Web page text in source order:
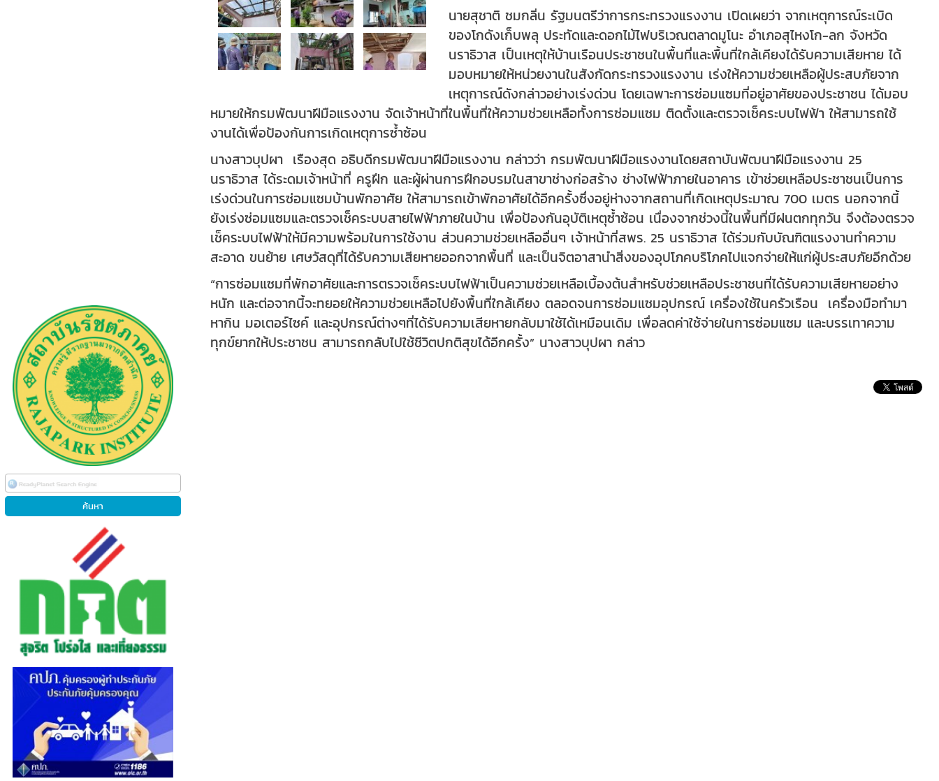
นายสุชาติ ชมกลิ่น รัฐมนตรีว่าการกระทรวงแรงงาน เปิดเผยว่า จากเหตุการณ์ระเบิด
ของโกดังเก็บพลุ ประทัดและดอกไม้ไฟบริเวณตลาดมูโนะ อำเภอสุไหงโก-ลก จังหวัด
นราธิวาส เป็นเหตุให้บ้านเรือนประชาชนในพื้นที่และพื้นที่ใกล้เคียงได้รับความเสียหาย ได้
มอบหมายให้หน่วยงานในสังกัดกระทรวงแรงงาน เร่งให้ความช่วยเหลือผู้ประสบภัยจาก
เหตุการณ์ดังกล่าวอย่างเร่งด่วน โดยเฉพาะการซ่อมแซมที่อยู่อาศัยของประชาชน ได้มอบ
หมายให้กรมพัฒนาฝีมือแรงงาน จัดเจ้าหน้าที่ในพื้นที่ให้ความช่วยเหลือทั้งการซ่อมแซม ติดตั้งและตรวจเช็คระบบไฟฟ้า ให้สามารถใช้
งานได้เพื่อป้องกันการเกิดเหตุการซ้ำซ้อน
นางสาวบุปผา เรืองสุด อธิบดีกรมพัฒนาฝีมือแรงงาน กล่าวว่า กรมพัฒนาฝีมือแรงงานโดยสถาบันพัฒนาฝีมือแรงงาน 25
นราธิวาส ได้ระดมเจ้าหน้าที่ ครูฝึก และผู้ผ่านการฝึกอบรมในสาขาช่างก่อสร้าง ช่างไฟฟ้าภายในอาคาร เข้าช่วยเหลือประชาชนเป็นการ
เร่งด่วนในการซ่อมแซมบ้านพักอาศัย ให้สามารถเข้าพักอาศัยได้อีกครั้งซึ่งอยู่ห่างจากสถานที่เกิดเหตุประมาณ 700 เมตร นอกจากนี้
ยังเร่งซ่อมแซมและตรวจเช็คระบบสายไฟฟ้าภายในบ้าน เพื่อป้องกันอุบัติเหตุซ้ำซ้อน เนื่องจากช่วงนี้ในพื้นที่มีฝนตกทุกวัน จึงต้องตรวจ
เช็คระบบไฟฟ้าให้มีความพร้อมในการใช้งาน ส่วนความช่วยเหลืออื่นๆ เจ้าหน้าที่สพร. 25 นราธิวาส ได้ร่วมกับบัณฑิตแรงงานทำความ
สะอาด ขนย้าย เศษวัสดุที่ได้รับความเสียหายออกจากพื้นที่ และเป็นจิตอาสานำสิ่งของอุปโภคบริโภคไปแจกจ่ายให้แก่ผู้ประสบภัยอีกด้วย
“การซ่อมแซมที่พักอาศัยและการตรวจเช็คระบบไฟฟ้าเป็นความช่วยเหลือเบื้องต้นสำหรับช่วยเหลือประชาชนที่ได้รับความเสียหายอย่าง
หนัก และต่อจากนี้จะทยอยให้ความช่วยเหลือไปยังพื้นที่ใกล้เคียง ตลอดจนการซ่อมแซมอุปกรณ์ เครื่องใช้ในครัวเรือน เครื่องมือทำมา
หากิน มอเตอร์ไซค์ และอุปกรณ์ต่างๆที่ได้รับความเสียหายกลับมาใช้ได้เหมือนเดิม เพื่อลดค่าใช้จ่ายในการซ่อมแซม และบรรเทาความ
ทุกข์ยากให้ประชาชน สามารถกลับไปใช้ชีวิตปกติสุขได้อีกครั้ง” นางสาวบุปผา กล่าว